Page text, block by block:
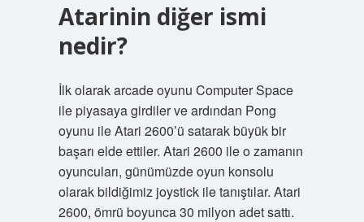
Atarinin diğer ismi
nedir?
İlk olarak arcade oyunu Computer Space
ile piyasaya girdiler ve ardından Pong
oyunu ile Atari 2600’ü satarak büyük bir
başarı elde ettiler. Atari 2600 ile o zamanın
oyuncuları, günümüzde oyun konsolu
olarak bildiğimiz joystick ile tanıştılar. Atari
2600, ömrü boyunca 30 milyon adet sattı.